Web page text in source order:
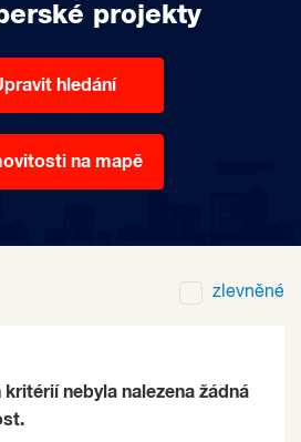
projekty
hledání
na mapě
zlevněné
kritérií nebyla nalezena žádná